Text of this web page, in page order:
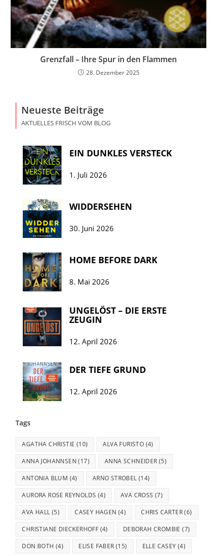
Grenzfall – Ihre Spur in den Flammen
28. Dezember 2025
Neueste Beiträge
AKTUELLES FRISCH VOM BLOG
EIN DUNKLES VERSTECK
1. Juli 2026
WIDDERSEHEN
30. Juni 2026
HOME BEFORE DARK
8. Mai 2026
UNGELÖST – DIE ERSTE
ZEUGIN
12. April 2026
DER TIEFE GRUND
12. April 2026
Tags
AGATHA CHRISTIE (10) ALVA FURISTO (4)
ANNA JOHANNSEN (17) ANNA SCHNEIDER (5)
ANTONIA BLUM (4) ARNO STROBEL (14)
AURORA ROSE REYNOLDS (4) AVA CROSS (7)
AVA HALL (5) CASEY HAGEN (4) CHRIS CARTER(6)
CHRISTIANE DIECKERHOFF (4) DEBORAH CROMBIE (7)
DON BOTH (4) ELISE FABER (15) ELLE CASEY (4)